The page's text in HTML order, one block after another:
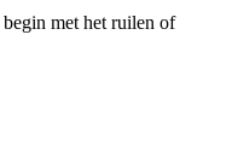
met het ruilen of